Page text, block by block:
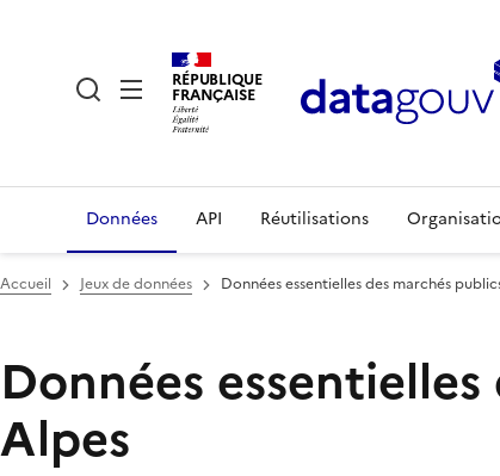
RÉPUBLIQUE
FRANÇAISE
Données API Réutilisations
Accueil Jeux de données Données essentielles des marchés
Données
Alpes